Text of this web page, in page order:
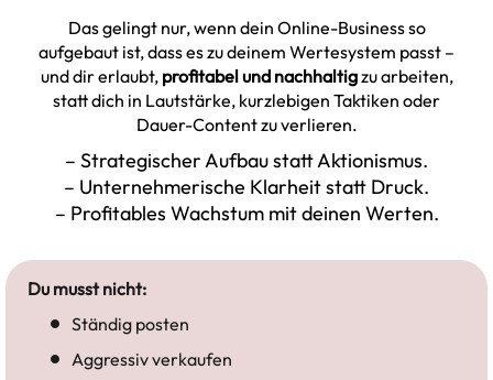
Das gelingt nur, wenn dein Online-Business so
aufgebaut ist, dass es zu deinem Wertesystem passt –
und dir erlaubt, profitabel und nachhaltigzu arbeiten,
statt dich in Lautstärke, kurzlebigen Taktiken oder
Dauer-Content zu verlieren.
– Strategischer Aufbau statt Aktionismus.
– Unternehmerische Klarheit statt Druck.
– Profitables Wachstum mit deinen Werten.
Du musst nicht:
Ständig posten
Aggressiv verkaufen